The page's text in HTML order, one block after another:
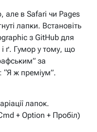
але в Safari чи Pages
лапки. Встановіть
з GitHub для
ґ. Гумор у тому, що
за
ж преміум”.
лапок.
+ Option + Пробіл)